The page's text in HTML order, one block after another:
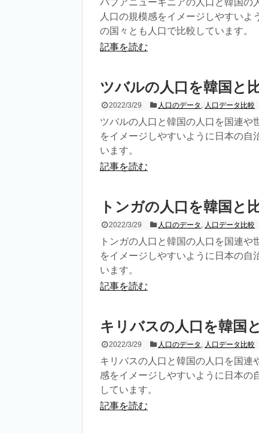
人口の規模感をイメージしやすい
の国々とも人口で比較しています。
記事を読む
ツバルの人口を韓国と
2022/3/29 人口のデータ , 人口データ比較
ツバルの人口と韓国の人口を国連や
をイメージしやすいように日本の自
います。
記事を読む
トンガの人口を韓国と
2022/3/29 人口のデータ , 人口データ比較
トンガの人口と韓国の人口を国連
をイメージしやすいように日本の自
います。
記事を読む
キリバスの人口を韓国
2022/3/29 人口のデータ , 人口データ比較
キリバスの人口と韓国の人口を国連
感をイメージしやすいように日本の
しています。
記事を読む